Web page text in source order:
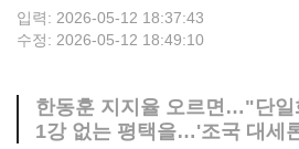
입력: 2026-05-12 18:37:43
수정: 2026-05-12 18:49:10
한동훈 지지율 오르면…"단일
1강 없는 평택을…'조국 대세